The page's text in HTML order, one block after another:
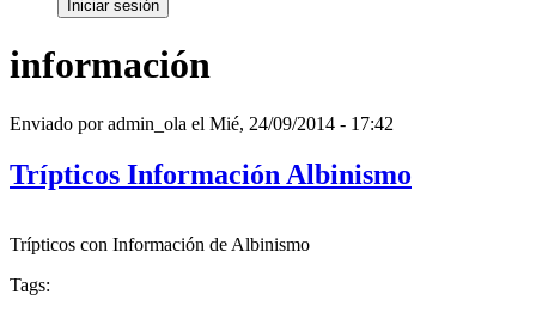
información
Enviado poradmin_ola el Mié, 24/09/2014 - 17:42
Trípticos Información Albinismo
Trípticos con Información de Albinismo
Tags: